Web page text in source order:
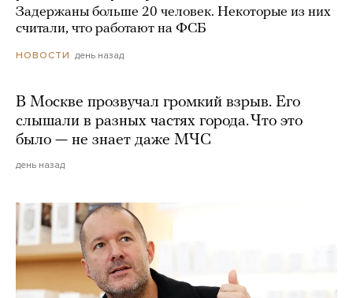
Задержаны больше 20 человек. Некоторые из них
считали, что работают на ФСБ
НОВОСТИ день назад
В Москве прозвучал громкий взрыв. Его
слышали в разных частях города. Что это
было — не знает даже МЧС
день назад